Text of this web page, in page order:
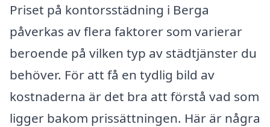
Priset på kontorsstädning i Berga
påverkas av flera faktorer som varierar
beroende på vilken typ av städtjänster du
behöver. För att få en tydlig bild av
kostnaderna är det bra att förstå vad som
ligger bakom prissättningen. Här är några